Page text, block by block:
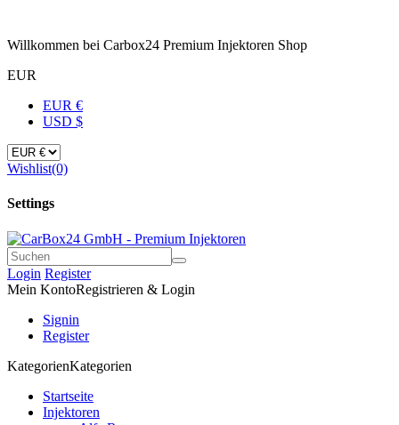
Willkommen bei Carbox24 Premium Injektoren Shop
EUR
EUR €
USD $
Wishlist(0)
Settings
Login Register
Mein KontoRegistrieren & Login
Signin
Register
KategorienKategorien
Startseite
Injektoren